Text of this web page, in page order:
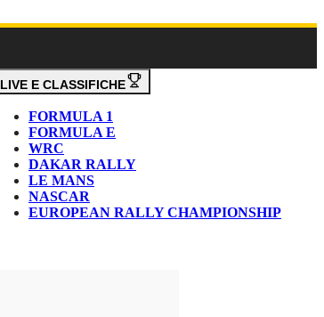
LIVE E CLASSIFICHE
FORMULA 1
FORMULA E
WRC
DAKAR RALLY
LE MANS
NASCAR
EUROPEAN RALLY CHAMPIONSHIP